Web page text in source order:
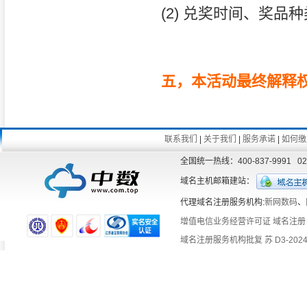
(2) 兑奖时间、奖品
五，本活动最终解释
联系我们 |关于我们 |服务承诺 |如何
全国统一热线：400-837-9991
域名主机邮箱建站：
代理域名注册服务机构:新网数码、
增值电信业务经营许可证 域名注
域名注册服务机构批复 苏 D3-